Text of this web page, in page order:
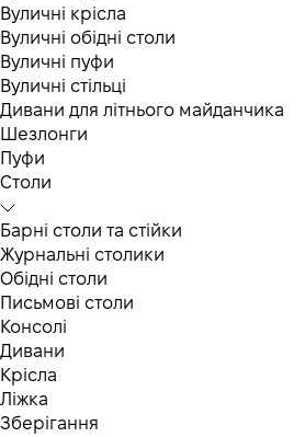
Вуличні крісла
Вуличні обідні столи
Вуличні пуфи
Вуличні стільці
Дивани для літнього майданчика
Шезлонги
Пуфи
Столи
Барні столи та стійки
Журнальні столики
Обідні столи
Письмові столи
Консолі
Дивани
Крісла
Ліжка
Зберігання